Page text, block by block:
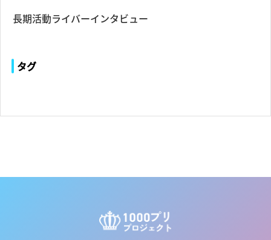
長期活動ライバーインタビュー
タグ